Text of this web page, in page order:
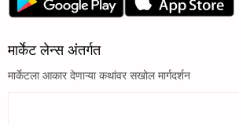
मार्केट लेन्स अंतर्गत
मार्केटला आकार देणाऱ्या कथांवर सखोल मार्गदर्शन